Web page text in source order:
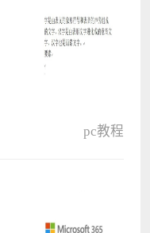
pc教程